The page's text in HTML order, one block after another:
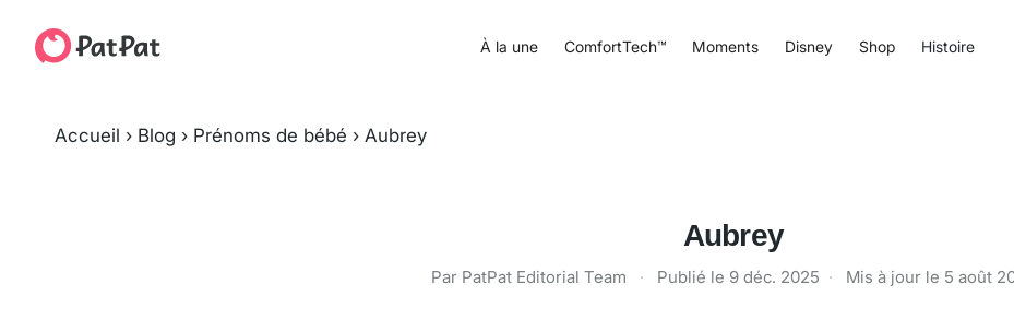
À la une ComfortTech™ Moments Disney Shop Histoire
Accueil › Blog › Prénoms de bébé › Aubrey
Aubrey
Par PatPat Editorial Team · Publié le 9 déc. 2025 · Mis à jour le 5 août